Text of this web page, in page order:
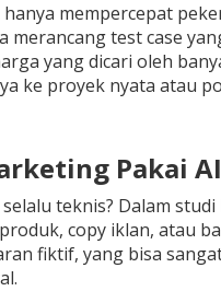
mempercepat
merancang test case
yang dicari oleh
ke proyek nyata atau
Pakai AI
teknis? Dalam
copy iklan, atau
fiktif, yang bisa